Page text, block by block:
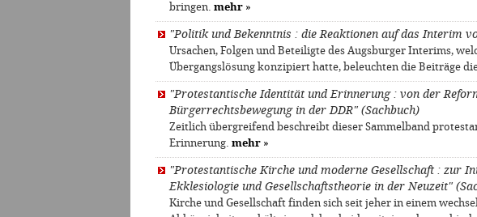
bringen. mehr »
"Politik und Bekenntnis : die Reaktionen auf das Interim
Ursachen, Folgen und Beteiligte des Augsburger Interims,
Übergangslösung konzipiert hatte, beleuchten die Beiträge
"Protestantische Identität und Erinnerung : von der
Bürgerrechtsbewegung in der DDR" (Sachbuch)
Zeitlich übergreifend beschreibt dieser Sammelband
Erinnerung. mehr »
"Protestantische Kirche und moderne Gesellschaft : zur
Ekklesiologie und Gesellschaftstheorie in der Neuzeit"
Kirche und Gesellschaft finden sich seit jeher in einem